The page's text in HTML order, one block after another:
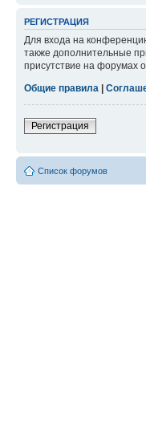
РЕГИСТРАЦИЯ
Для входа на
также дополнительные
присутствие на форумах
Общие правила
Регистрация
Список форумов